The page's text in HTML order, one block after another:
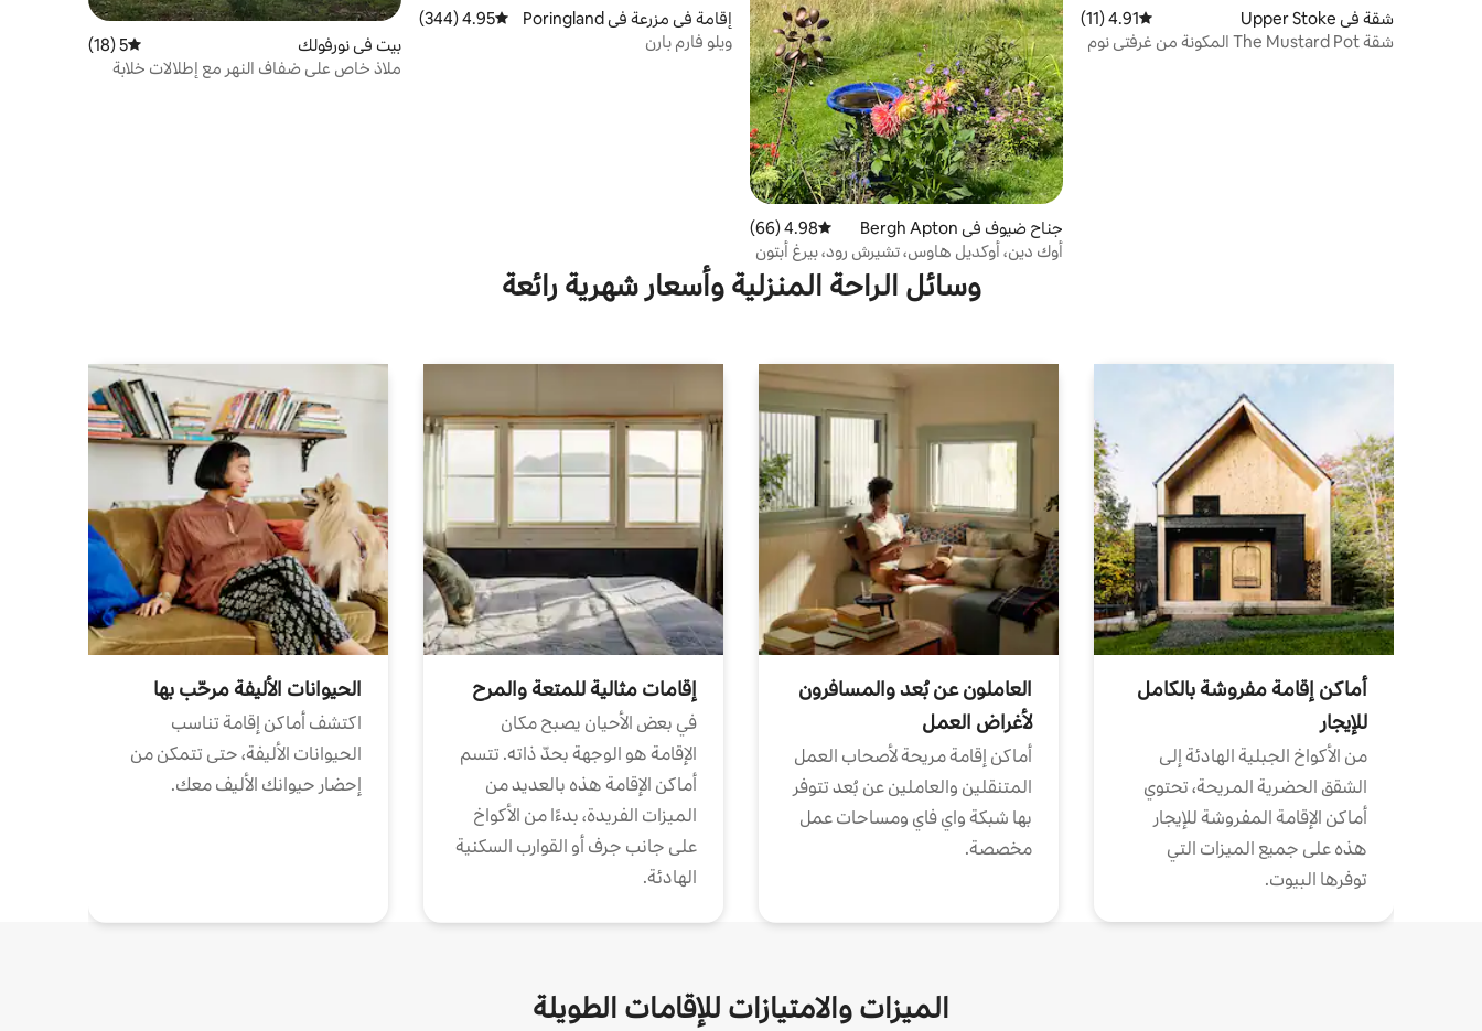
شقة في Upper Stoke متوسط التقييم 4.91 من 5، 11 مراجعات
4.91 (11)
شقة The Mustard Pot المكونة من غرفتي نوم
جناح ضيوف في Bergh Apton متوسط التقييم 4.98 من 5، 66 مراجعات
4.98 (66)
أوك دين، أوكديل هاوس، تشيرش رود، بيرغ أبتون
إقامة في مزرعة في Poringland متوسط التقييم 4.95 من 5، 344 مراجعات
4.95 (344)
ويلو فارم بارن
بيت في نورفولك متوسط التقييم 5 من 5، 18 مراجعات
5 (18)
ملاذ خاص على ضفاف النهر مع إطلالات خلابة
وسائل الراحة المنزلية وأسعار شهرية رائعة
أماكن إقامة مفروشة بالكامل
للإيجار
من الأكواخ الجبلية الهادئة إلى
الشقق الحضرية المريحة، تحتوي
أماكن الإقامة المفروشة للإيجار
هذه على جميع الميزات التي
توفرها البيوت.
العاملون عن بُعد والمسافرون
لأغراض العمل
أماكن إقامة مريحة لأصحاب العمل
المتنقلين والعاملين عن بُعد تتوفر
بها شبكة واي فاي ومساحات عمل
مخصصة.
إقامات مثالية للمتعة والمرح
في بعض الأحيان يصبح مكان
الإقامة هو الوجهة بحدّ ذاته. تتسم
أماكن الإقامة هذه بالعديد من
الميزات الفريدة، بدءًا من الأكواخ
على جانب جرف أو القوارب السكنية
الهادئة.
الحيوانات الأليفة مرحّب بها
اكتشف أماكن إقامة تناسب
الحيوانات الأليفة، حتى تتمكن من
إحضار حيوانك الأليف معك.
الميزات والامتيازات للإقامات الطويلة